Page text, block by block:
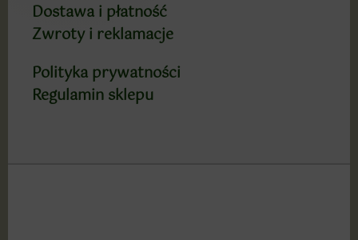
Dostawa i płatność
Zwroty i reklamacje
Polityka prywatności
Regulamin sklepu